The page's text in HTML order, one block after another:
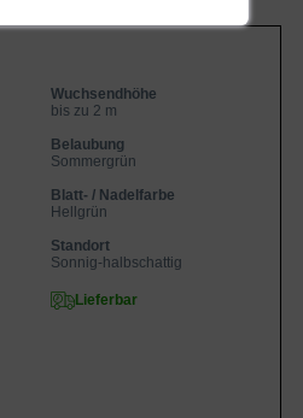
Wuchsendhöhe
bis zu 2 m
Belaubung
Sommergrün
Blatt- / Nadelfarbe
Hellgrün
Standort
Sonnig-halbschattig
Lieferbar